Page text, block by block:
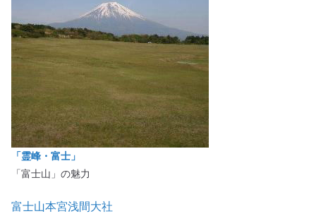
「霊峰・富士」
「富士山」の魅力
富士山本宮浅間大社